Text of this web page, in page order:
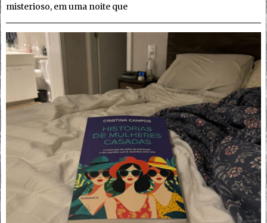
misterioso, em uma noite que